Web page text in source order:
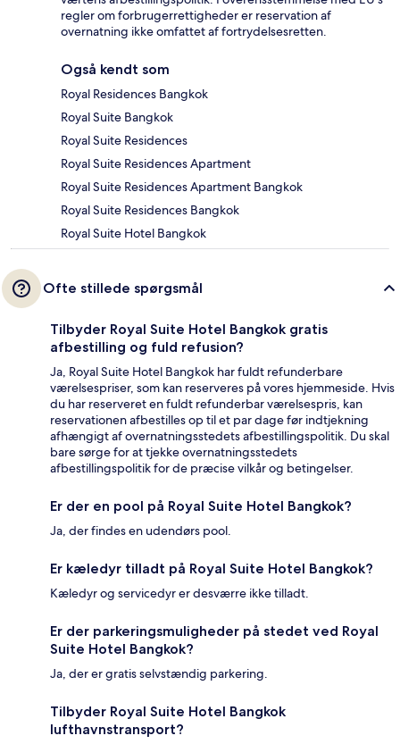
regler om forbrugerrettigheder er reservation af
overnatning ikke omfattet af fortrydelsesretten.
Også kendt som
Royal Residences Bangkok
Royal Suite Bangkok
Royal Suite Residences
Royal Suite Residences Apartment
Royal Suite Residences Apartment Bangkok
Royal Suite Residences Bangkok
Royal Suite Hotel Bangkok
Ofte stillede spørgsmål
Tilbyder Royal Suite Hotel Bangkok gratis
afbestilling og fuld refusion?
Ja, Royal Suite Hotel Bangkok har fuldt refunderbare
værelsespriser, som kan reserveres på vores hjemmeside. Hvis
du har reserveret en fuldt refunderbar værelsespris, kan
reservationen afbestilles op til et par dage før indtjekning
afhængigt af overnatningsstedets afbestillingspolitik. Du skal
bare sørge for at tjekke overnatningsstedets
afbestillingspolitik for de præcise vilkår og betingelser.
Er der en pool på Royal Suite Hotel Bangkok?
Ja, der findes en udendørs pool.
Er kæledyr tilladt på Royal Suite Hotel Bangkok?
Kæledyr og servicedyr er desværre ikke tilladt.
Er der parkeringsmuligheder på stedet ved Royal
Suite Hotel Bangkok?
Ja, der er gratis selvstændig parkering.
Tilbyder Royal Suite Hotel Bangkok
lufthavnstransport?